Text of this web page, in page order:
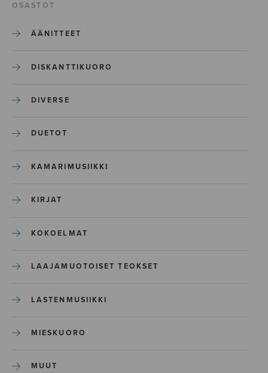
OSASTOT
ÄÄNITTEET
DISKANTTIKUORO
DIVERSE
DUETOT
KAMARIMUSIIKKI
KIRJAT
KOKOELMAT
LAAJAMUOTOISET TEOKSET
LASTENMUSIIKKI
MIESKUORO
MUUT